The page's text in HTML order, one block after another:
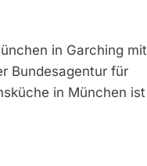
in Garching mit
Bundesagentur für
in München ist